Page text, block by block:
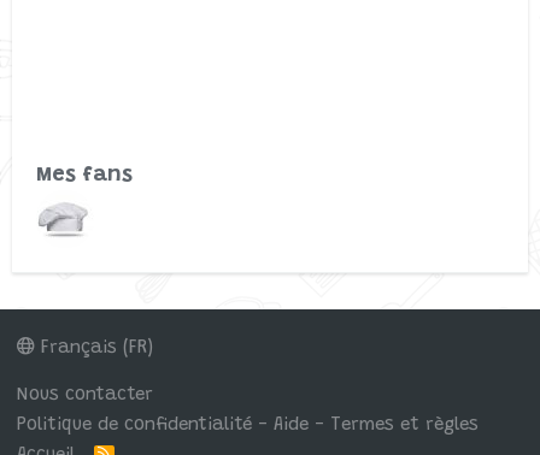
Mes fans
Français (FR)
Nous contacter
Politique de confidentialité - Aide - Termes et règles